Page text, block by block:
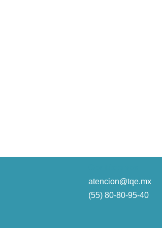
atencion@tqe.mx
(55) 80-80-95-40